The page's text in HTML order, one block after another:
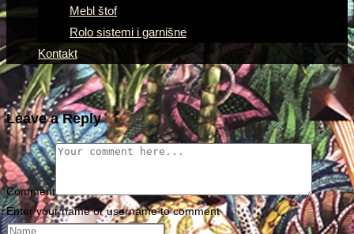
Mebl štof
Rolo sistemi i garnišne
Kontakt
Leave a Reply
Comment
Enter your name or username to comment